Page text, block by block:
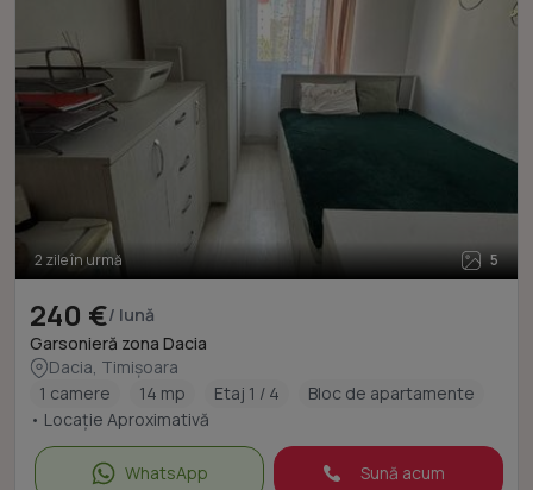
2 zile în urmă 5
240 €/ lună
Garsonieră zona Dacia
Dacia, Timișoara
1 camere
14 mp Etaj 1 / 4
Bloc de apartamente
• Locație Aproximativă
WhatsApp Sună acum